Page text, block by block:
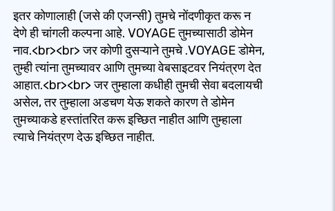
इतर कोणालाही (जसे की एजन्सी) तुमचे नोंदणीकृत करू न
देणे ही चांगली कल्पना आहे. VOYAGE तुमच्यासाठी डोमेन
नाव.<br><br> जर कोणी दुसऱ्याने तुमचे .VOYAGE डोमेन,
तुम्ही त्यांना तुमच्यावर आणि तुमच्या वेबसाइटवर नियंत्रण देत
आहात.<br><br> जर तुम्हाला कधीही तुमची सेवा बदलायची
असेल, तर तुम्हाला अडचण येऊ शकते कारण ते डोमेन
तुमच्याकडे हस्तांतरित करू इच्छित नाहीत आणि तुम्हाला
त्याचे नियंत्रण देऊ इच्छित नाहीत.